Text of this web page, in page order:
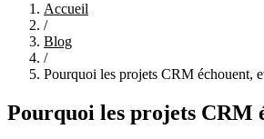
Accueil
/
Blog
/
Pourquoi les projets CRM échouent,
Pourquoi les projets CRM